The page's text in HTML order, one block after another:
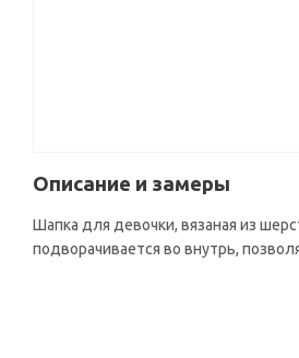
Описание и замеры
Шапка для девочки, вязаная из
подворачивается во внутрь,